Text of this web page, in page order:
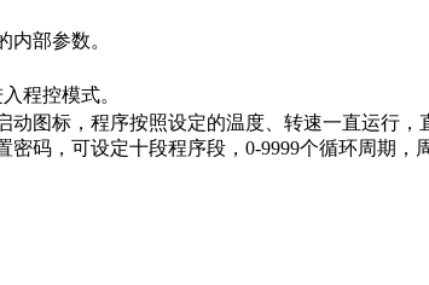
部参数。
入程控模式。
图标，程序按照设定的温度、转速一直运行，
密码，可设定十段程序段，0-9999个循环周期